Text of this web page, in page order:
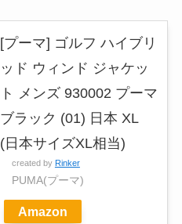
[プーマ] ゴルフ ハイブリ
ッド ウィンド ジャケッ
ト メンズ 930002 プーマ
ブラック (01) 日本 XL
(日本サイズXL相当)
created by Rinker
PUMA(プーマ)
Amazon